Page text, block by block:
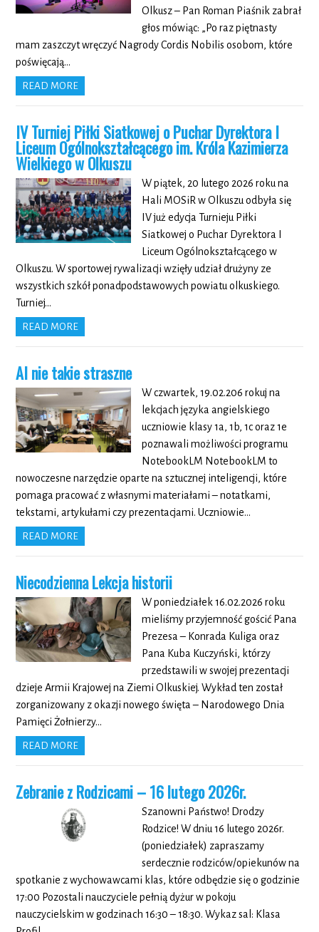
Olkusz – Pan Roman Piaśnik zabrał
głos mówiąc: „Po raz piętnasty
mam zaszczyt wręczyć Nagrody Cordis Nobilis osobom, które
poświęcają…
READ MORE
IV Turniej Piłki Siatkowej o Puchar Dyrektora I
Liceum Ogólnokształcącego im. Króla Kazimierza
Wielkiego w Olkuszu
W piątek, 20 lutego 2026 roku na
Hali MOSiR w Olkuszu odbyła się
IV już edycja Turnieju Piłki
Siatkowej o Puchar Dyrektora I
Liceum Ogólnokształcącego w
Olkuszu. W sportowej rywalizacji wzięły udział drużyny ze
wszystkich szkół ponadpodstawowych powiatu olkuskiego.
Turniej…
READ MORE
AI nie takie straszne
W czwartek, 19.02.206 rokuj na
lekcjach języka angielskiego
uczniowie klasy 1a, 1b, 1c oraz 1e
poznawali możliwości programu
NotebookLM NotebookLM to
nowoczesne narzędzie oparte na sztucznej inteligencji, które
pomaga pracować z własnymi materiałami – notatkami,
tekstami, artykułami czy prezentacjami. Uczniowie…
READ MORE
Niecodzienna Lekcja historii
W poniedziałek 16.02.2026 roku
mieliśmy przyjemność gościć Pana
Prezesa – Konrada Kuliga oraz
Pana Kuba Kuczyński, którzy
przedstawili w swojej prezentacji
dzieje Armii Krajowej na Ziemi Olkuskiej. Wykład ten został
zorganizowany z okazji nowego święta – Narodowego Dnia
Pamięci Żołnierzy…
READ MORE
Zebranie z Rodzicami – 16 lutego 2026r.
Szanowni Państwo! Drodzy
Rodzice! W dniu 16 lutego 2026r.
(poniedziałek) zapraszamy
serdecznie rodziców/opiekunów na
spotkanie z wychowawcami klas, które odbędzie się o godzinie
17:00 Pozostali nauczyciele pełnią dyżur w pokoju
nauczycielskim w godzinach 16:30 – 18:30. Wykaz sal: Klasa